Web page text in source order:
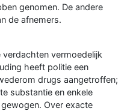
genomen. De andere
de afnemers.
vermoedelijk
heeft politie een
drugs aangetroffen;
substantie en enkele
Over exacte